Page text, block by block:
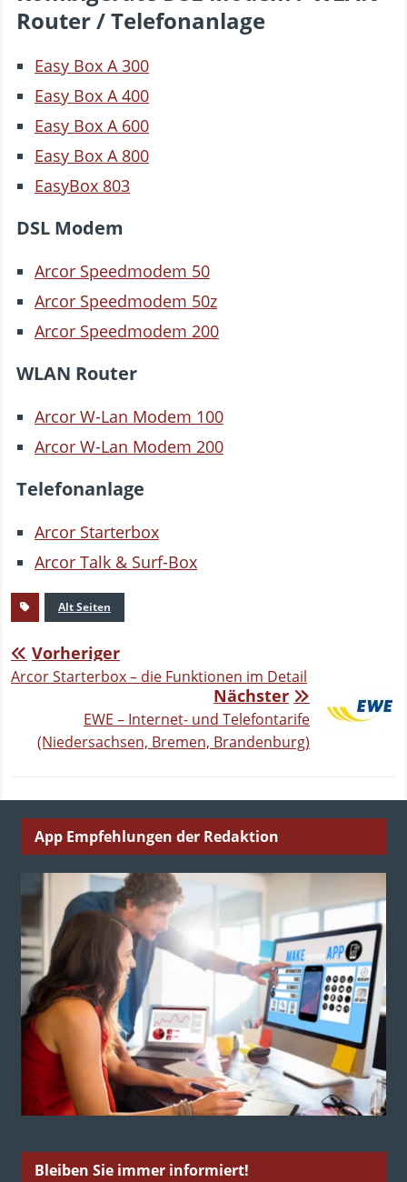
Router / Telefonanlage
Easy Box A 300
Easy Box A 400
Easy Box A 600
Easy Box A 800
EasyBox 803
DSL Modem
Arcor Speedmodem 50
Arcor Speedmodem 50z
Arcor Speedmodem 200
WLAN Router
Arcor W-Lan Modem 100
Arcor W-Lan Modem 200
Telefonanlage
Arcor Starterbox
Arcor Talk & Surf-Box
Alt Seiten
Vorheriger
Arcor Starterbox – die Funktionen im Detail
Nächster
EWE – Internet- und Telefontarife
(Niedersachsen, Bremen, Brandenburg)
App Empfehlungen der Redaktion
Bleiben Sie immer informiert!